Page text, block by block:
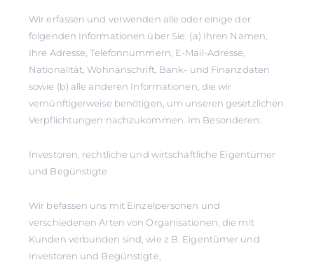
Wir erfassen und verwenden alle oder einige der
folgenden Informationen über Sie: (a) Ihren Namen,
Ihre Adresse, Telefonnummern, E-Mail-Adresse,
Nationalität, Wohnanschrift, Bank- und Finanzdaten
sowie (b) alle anderen Informationen, die wir
vernünftigerweise benötigen, um unseren gesetzlichen
Verpflichtungen nachzukommen. Im Besonderen:
Investoren, rechtliche und wirtschaftliche Eigentümer
und Begünstigte
Wir befassen uns mit Einzelpersonen und
verschiedenen Arten von Organisationen, die mit
Kunden verbunden sind, wie z.B. Eigentümer und
Investoren und Begünstigte,